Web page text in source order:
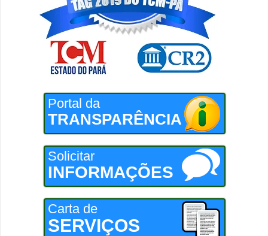
Portal da
TRANSPARÊNCIA
Solicitar
INFORMAÇÕES
Carta de
SERVIÇOS